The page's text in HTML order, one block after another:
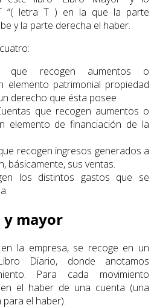
“( letra T ) en la que la parte
y la parte derecha el haber.
que recogen aumentos o
elemento patrimonial propiedad
derecho que ésta posee
que recogen aumentos o
elemento de financiación de la
recogen ingresos generados a
básicamente, sus ventas.
los distintos gastos que se
y mayor
la empresa, se recoge en un
Diario, donde anotamos
Para cada movimiento
el haber de una cuenta (una
el haber).